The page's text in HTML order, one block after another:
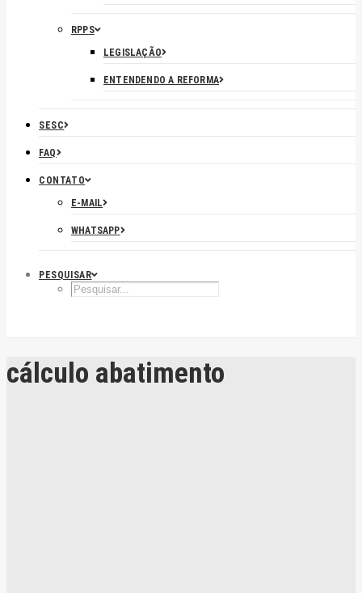
RPPS
LEGISLAÇÃO
ENTENDENDO A REFORMA
SESC
FAQ
CONTATO
E-MAIL
WHATSAPP
PESQUISAR
cálculo abatimento